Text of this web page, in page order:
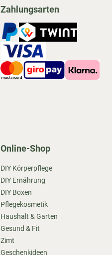
Zahlungsarten
Online-Shop
DIY Körperpflege
DIY Ernährung
DIY Boxen
Pflegekosmetik
Haushalt & Garten
Gesund & Fit
Zimt
Geschenkideen